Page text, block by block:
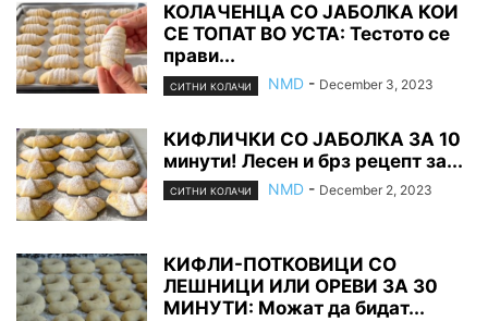
КОЛАЧЕНЦА СО ЈАБОЛКА КОИ
СЕ ТОПАТ ВО УСТА: Тестото се
прави...
СИТНИ КОЛАЧИ NMD - December 3, 2023
КИФЛИЧКИ СО ЈАБОЛКА ЗА 10
минути! Лесен и брз рецепт за...
СИТНИ КОЛАЧИ NMD - December 2, 2023
КИФЛИ-ПОТКОВИЦИ СО
ЛЕШНИЦИ ИЛИ ОРЕВИ ЗА 30
МИНУТИ: Можат да бидат...